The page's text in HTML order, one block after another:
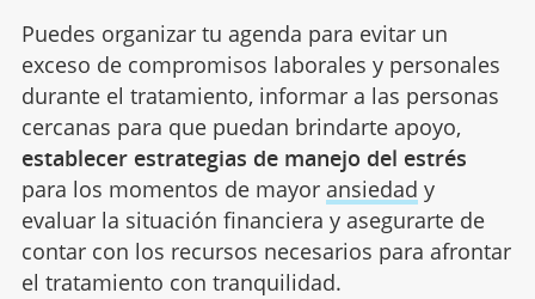
Puedes organizar tu agenda para evitar un
exceso de compromisos laborales y personales
durante el tratamiento, informar a las personas
cercanas para que puedan brindarte apoyo,
establecer estrategias de manejo del estrés
para los momentos de mayor ansiedad y
evaluar la situación financiera y asegurarte de
contar con los recursos necesarios para afrontar
el tratamiento con tranquilidad.